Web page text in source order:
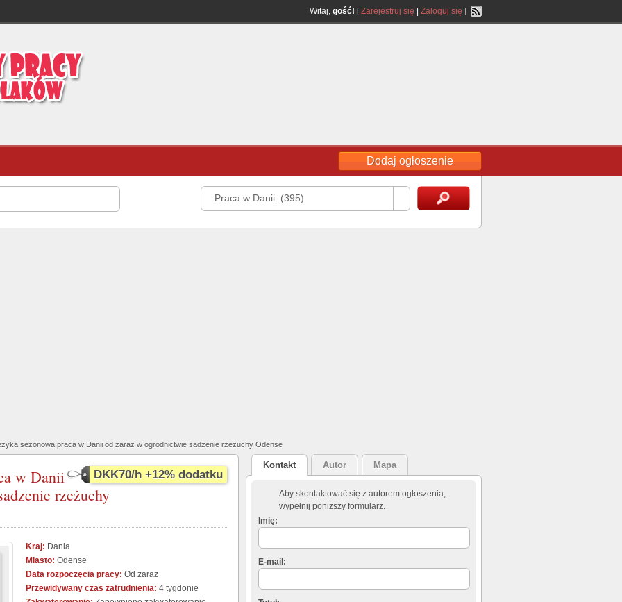
Witaj, gość! [Zarejestruj się Zaloguj się ]
Dodaj ogłoszenie
Praca w Danii (395)
sezonowa praca w Danii od zaraz w ogrodnictwie sadzenie rzeżuchy Odense
DKK70/h +12% dodatku
w Danii
rzeżuchy
Kraj: Dania
Miasto: Odense
Data rozpoczęcia pracy: Od zaraz
Przewidywany czas zatrudnienia: 4 tygdonie
Kontakt Autor Mapa
Aby skontaktować się z autorem ogłoszenia,
wypełnij poniższy formularz.
Imię:
E-mail: